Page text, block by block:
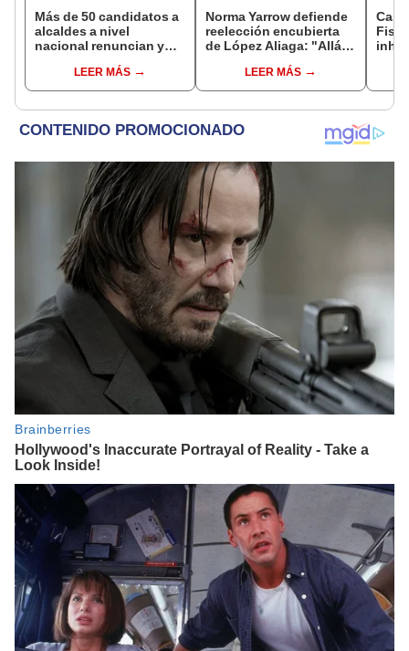
Más de 50 candidatos a
alcaldes a nivel
nacional renuncian y
encubiertaLEER MÁS
Norma Yarrow defiende
reelección encubierta
de López Aliaga: "Allá el
sacar la vuelta"
LEER MÁS